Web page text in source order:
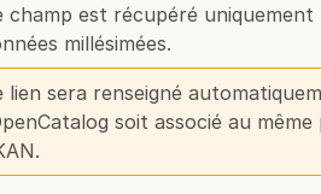
champ est récupéré
millésimées.
lien sera renseigné
soit associé au